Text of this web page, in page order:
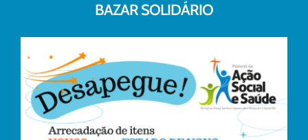
BAZAR SOLIDÁRIO